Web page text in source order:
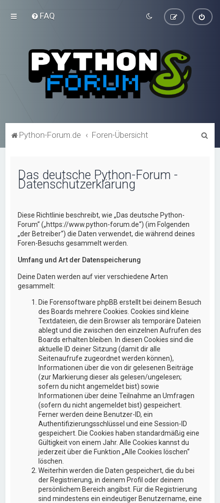
FAQ
Python-Forum.de Foren-Übersicht
Das deutsche Python-Forum -
Datenschutzerklärung
Diese Richtlinie beschreibt, wie „Das deutsche Python-
Forum“ („https://www.python-forum.de“) (im Folgenden
„der Betreiber“) die Daten verwendet, die während deines
Foren-Besuchs gesammelt werden.
Umfang und Art der Datenspeicherung
Deine Daten werden auf vier verschiedene Arten
gesammelt:
Die Forensoftware phpBB erstellt bei deinem Besuch
des Boards mehrere Cookies. Cookies sind kleine
Textdateien, die dein Browser als temporäre Dateien
ablegt und die zwischen den einzelnen Aufrufen des
Boards erhalten bleiben. In diesen Cookies sind die
aktuelle ID deiner Sitzung (damit dir alle
Seitenaufrufe zugeordnet werden können),
Informationen über die von dir gelesenen Beiträge
(zur Markierung dieser als gelesen/ungelesen;
sofern du nicht angemeldet bist) sowie
Informationen über deine Teilnahme an Umfragen
(sofern du nicht angemeldet bist) gespeichert.
Ferner werden deine Benutzer-ID, ein
Authentifizierungsschlüssel und eine Session-ID
gespeichert. Die Cookies haben standardmäßig eine
Gültigkeit von einem Jahr. Alle Cookies kannst du
jederzeit über die Funktion „Alle Cookies löschen“
löschen.
Weiterhin werden die Daten gespeichert, die du bei
der Registrierung, in deinem Profil oder deinem
persönlichem Bereich angibst. Für die Registrierung
sind mindestens ein eindeutiger Benutzername, eine